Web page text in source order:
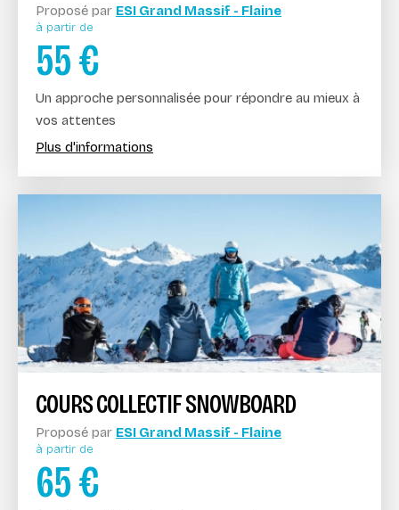
Proposé par ESI Grand Massif - Flaine
à partir de
55€
Un approche personnalisée pour répondre au mieux à
vos attentes
Plus d'informations
COURS COLLECTIF SNOWBOARD
Proposé par ESI Grand Massif - Flaine
à partir de
65€